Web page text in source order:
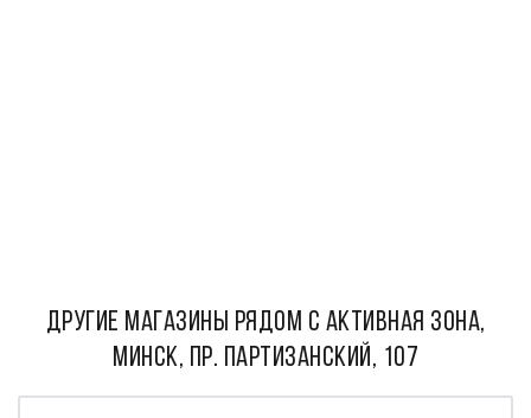
ДРУГИЕ МАГАЗИНЫ РЯДОМ С Активная зона,
Минск, пр. Партизанский, 107